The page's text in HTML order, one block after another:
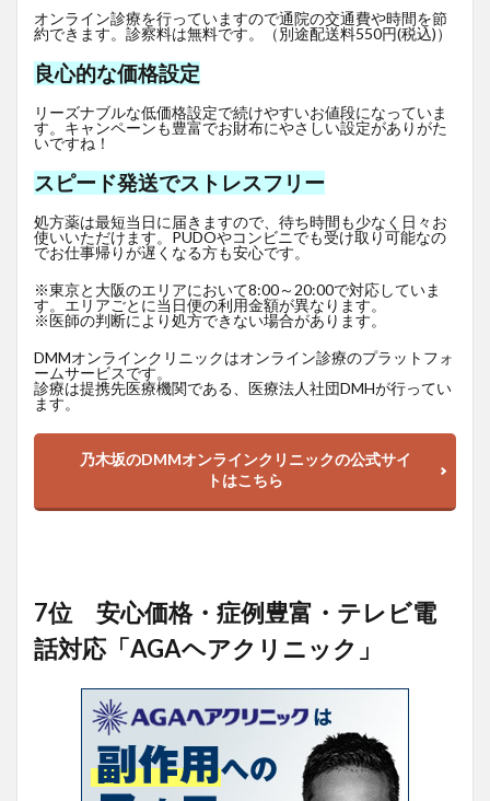
オンライン診療を行っていますので通院の交通費や時間を節
約できます。診察料は無料です。（別途配送料550円(税込)）
良心的な価格設定
リーズナブルな低価格設定で続けやすいお値段になっていま
す。キャンペーンも豊富でお財布にやさしい設定がありがた
いですね！
スピード発送でストレスフリー
処方薬は最短当日に届きますので、待ち時間も少なく日々お
使いいただけます。PUDOやコンビニでも受け取り可能なの
でお仕事帰りが遅くなる方も安心です。
※東京と大阪のエリアにおいて8:00～20:00で対応していま
す。エリアごとに当日便の利用金額が異なります。
※医師の判断により処方できない場合があります。
DMMオンラインクリニックはオンライン診療のプラットフォ
ームサービスです。
診療は提携先医療機関である、医療法人社団DMHが行ってい
ます。
乃木坂のDMMオンラインクリニックの公式サイ
トはこちら
7位 安心価格・症例豊富・テレビ電
話対応「AGAヘアクリニック」